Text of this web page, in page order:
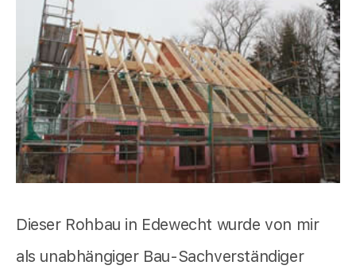
Dieser Rohbau in Edewecht wurde von mir
als unabhängiger Bau-Sachverständiger